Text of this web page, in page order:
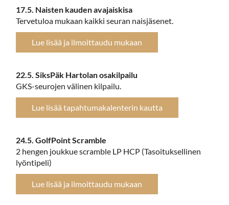
17.5. Naisten kauden avajaiskisa
Tervetuloa mukaan kaikki seuran naisjäsenet.
Lue lisää ja ilmoittaudu mukaan
22.5. SiksPäk Hartolan osakilpailu
GKS-seurojen välinen kilpailu.
Lue lisää tapahtumakalenterin kautta
24.5. GolfPoint Scramble
2 hengen joukkue scramble LP HCP (Tasoituksellinen
lyöntipeli)
Lue lisää ja ilmoittaudu mukaan